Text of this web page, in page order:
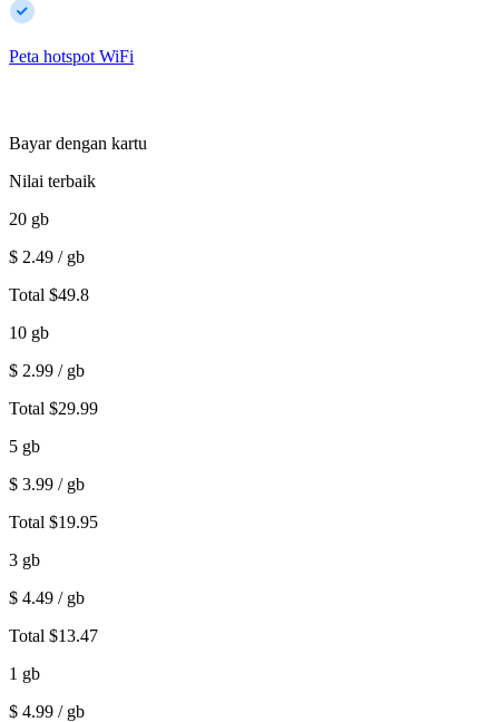
Peta hotspot WiFi
Bayar dengan kartu
Nilai terbaik
20 gb
$ 2.49 / gb
Total $49.8
10 gb
$ 2.99 / gb
Total $29.99
5 gb
$ 3.99 / gb
Total $19.95
3 gb
$ 4.49 / gb
Total $13.47
1 gb
$ 4.99 / gb